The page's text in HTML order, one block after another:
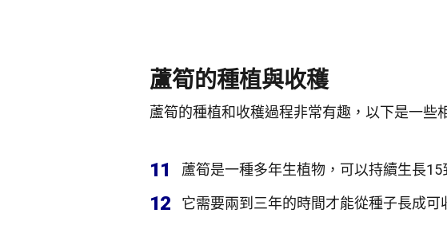
蘆筍的種植與收穫
蘆筍的種植和收穫過程非常有趣，以下是一些
11 蘆筍是一種多年生植物，可以持續生長15
12 它需要兩到三年的時間才能從種子長成可